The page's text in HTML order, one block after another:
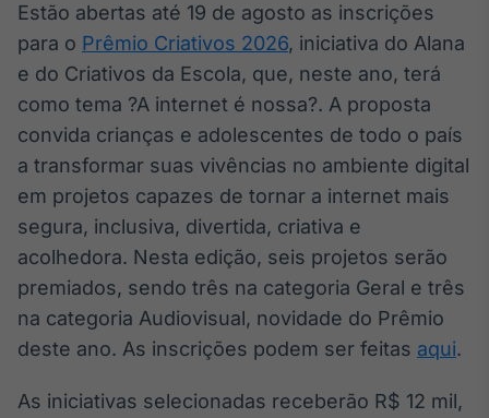
personalizados
Soluções de Dados
e Conteúdos
Broadcast
OTC
Plataforma para
negociação de
Broadcast
Datafeed
APIs para
integração de
conteúdos e
Estão abertas até 19 de agosto as inscrições
para o Prêmio Criativos 2026, iniciativa do Alana
e do Criativos da Escola, que, neste ano, terá
como tema ?A internet é nossa?. A proposta
convida crianças e adolescentes de todo o país
a transformar suas vivências no ambiente digital
em projetos capazes de tornar a internet mais
segura, inclusiva, divertida, criativa e
acolhedora. Nesta edição, seis projetos serão
premiados, sendo três na categoria Geral e três
na categoria Audiovisual, novidade do Prêmio
deste ano. As inscrições podem ser feitas aqui.
As iniciativas selecionadas receberão R$ 12 mil,